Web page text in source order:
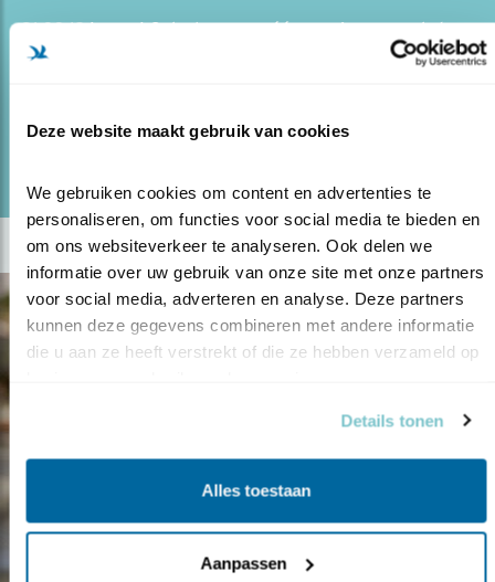
Deze website maakt gebruik van cookies
We gebruiken cookies om content en advertenties te
personaliseren, om functies voor social media te bieden en
om ons websiteverkeer te analyseren. Ook delen we
informatie over uw gebruik van onze site met onze partners
voor social media, adverteren en analyse. Deze partners
kunnen deze gegevens combineren met andere informatie
die u aan ze heeft verstrekt of die ze hebben verzameld op
Details tonen
Alles toestaan
Aanpassen
21.03.19Lezen! Ook als u nog géén mening over eksters
hebt.
lees meer